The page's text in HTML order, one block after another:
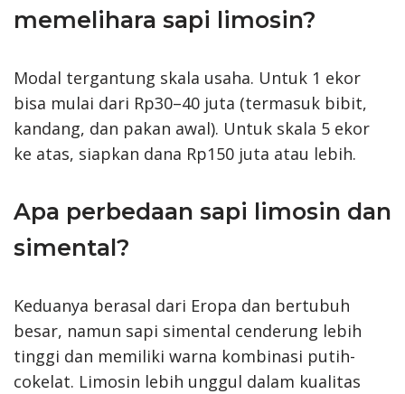
memelihara sapi limosin?
Modal tergantung skala usaha. Untuk 1 ekor
bisa mulai dari Rp30–40 juta (termasuk bibit,
kandang, dan pakan awal). Untuk skala 5 ekor
ke atas, siapkan dana Rp150 juta atau lebih.
Apa perbedaan sapi limosin dan
simental?
Keduanya berasal dari Eropa dan bertubuh
besar, namun sapi simental cenderung lebih
tinggi dan memiliki warna kombinasi putih-
cokelat. Limosin lebih unggul dalam kualitas